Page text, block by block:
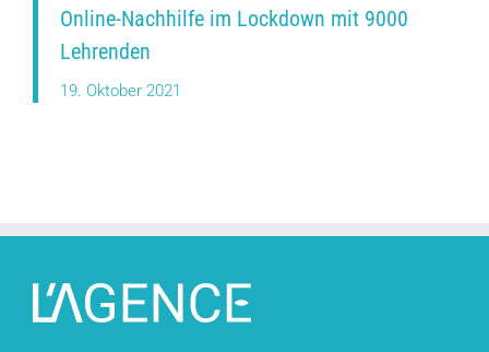
Online-Nachhilfe im Lockdown mit 9000
Lehrenden
19. Oktober 2021